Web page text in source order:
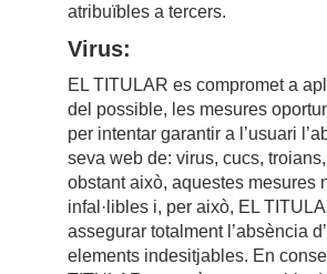
atribuïbles a tercers.
Virus:
EL TITULAR es compromet a
del possible, les mesures
per intentar garantir a l’usuari
seva web de: virus, cucs,
obstant això, aquestes mesures
infal·libles i, per això, EL
assegurar totalment l’absència
elements indesitjables. En